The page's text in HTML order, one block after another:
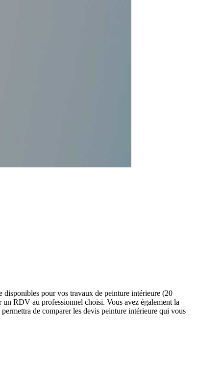
disponibles pour vos travaux de peinture intérieure (20
RDV au professionnel choisi. Vous avez également la
de comparer les devis peinture intérieure qui vous